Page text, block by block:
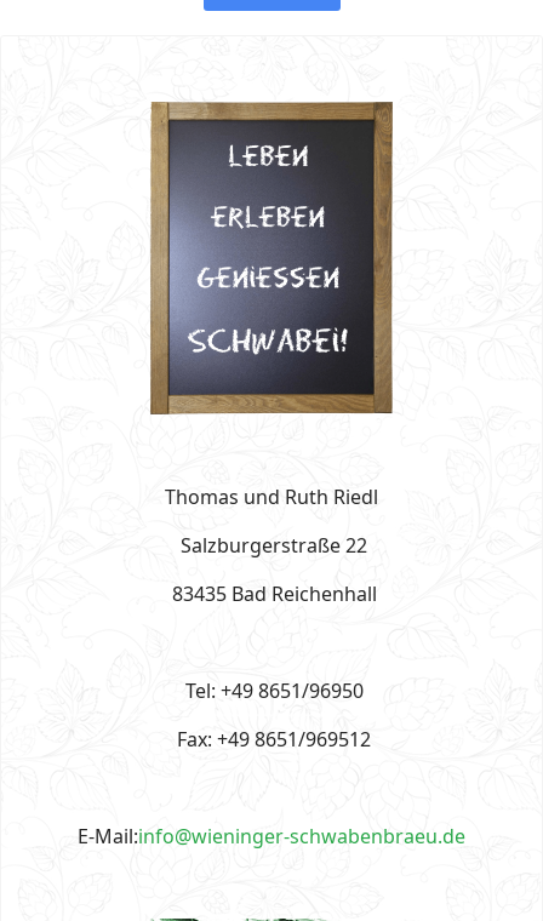
Thomas und Ruth Riedl
Salzburgerstraße 22
83435 Bad Reichenhall
Tel: +49 8651/96950
Fax: +49 8651/969512
E-Mail:info@wieninger-schwabenbraeu.de